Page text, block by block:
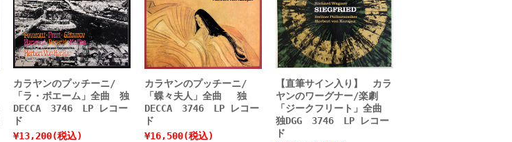
カラヤンのプッチーニ/
「ラ・ボエーム」全曲 独
DECCA 3746 LP レコー
ド
¥13,200(税込)
カラヤンのプッチーニ/
「蝶々夫人」全曲 独
DECCA 3746 LP レコー
ド
¥16,500(税込)
【直筆サイン入り】 カラ
ヤンのワーグナー/楽劇
「ジークフリート」全曲
独DGG 3746 LP レコー
ド